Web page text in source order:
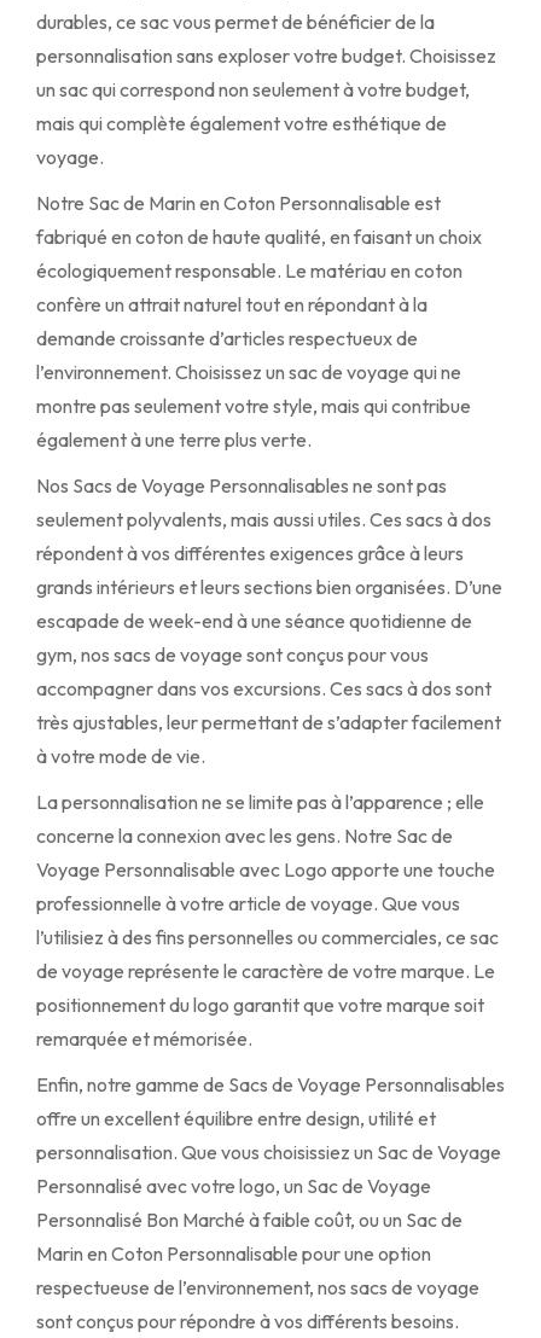
durables, ce sac vous permet de bénéficier de la
personnalisation sans exploser votre budget. Choisissez
un sac qui correspond non seulement à votre budget,
mais qui complète également votre esthétique de
voyage.
Notre Sac de Marin en Coton Personnalisable est
fabriqué en coton de haute qualité, en faisant un choix
écologiquement responsable. Le matériau en coton
confère un attrait naturel tout en répondant à la
demande croissante d’articles respectueux de
l’environnement. Choisissez un sac de voyage qui ne
montre pas seulement votre style, mais qui contribue
également à une terre plus verte.
Nos Sacs de Voyage Personnalisables ne sont pas
seulement polyvalents, mais aussi utiles. Ces sacs à dos
répondent à vos différentes exigences grâce à leurs
grands intérieurs et leurs sections bien organisées. D’une
escapade de week-end à une séance quotidienne de
gym, nos sacs de voyage sont conçus pour vous
accompagner dans vos excursions. Ces sacs à dos sont
très ajustables, leur permettant de s’adapter facilement
à votre mode de vie.
La personnalisation ne se limite pas à l’apparence ; elle
concerne la connexion avec les gens. Notre Sac de
Voyage Personnalisable avec Logo apporte une touche
professionnelle à votre article de voyage. Que vous
l’utilisiez à des fins personnelles ou commerciales, ce sac
de voyage représente le caractère de votre marque. Le
positionnement du logo garantit que votre marque soit
remarquée et mémorisée.
Enfin, notre gamme de Sacs de Voyage Personnalisables
offre un excellent équilibre entre design, utilité et
personnalisation. Que vous choisissiez un Sac de Voyage
Personnalisé avec votre logo, un Sac de Voyage
Personnalisé Bon Marché à faible coût, ou un Sac de
Marin en Coton Personnalisable pour une option
respectueuse de l’environnement, nos sacs de voyage
sont conçus pour répondre à vos différents besoins.